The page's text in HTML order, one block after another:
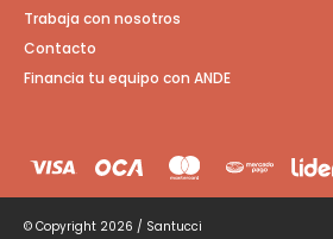
Trabaja con nosotros
Contacto
Financia tu equipo con ANDE
© Copyright 2026 / Santucci